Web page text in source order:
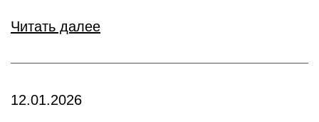
Читать далее
12.01.2026